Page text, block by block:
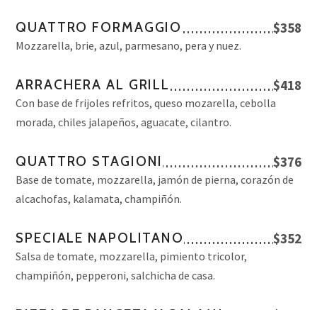
QUATTRO FORMAGGIO
Mozzarella, brie, azul, parmesano, pera y nuez.
$358
ARRACHERA AL GRILL
Con base de frijoles refritos, queso mozarella, cebolla
morada, chiles jalapeños, aguacate, cilantro.
$418
QUATTRO STAGIONI
Base de tomate, mozzarella, jamón de pierna, corazón de
alcachofas, kalamata, champiñón.
$376
SPECIALE NAPOLITANO
Salsa de tomate, mozzarella, pimiento tricolor,
champiñón, pepperoni, salchicha de casa.
$352